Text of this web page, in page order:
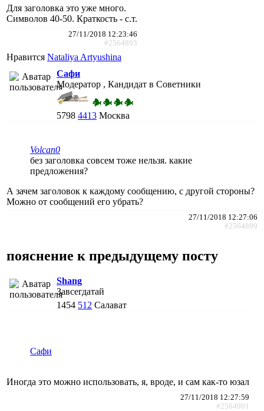
Для заголовка это уже много.
Символов 40-50. Краткость - с.т.
27/11/2018 12:23:46
#2564893
Нравится Nataliya Artyushina
Сафи
Модератор , Кандидат в Советники
5798 4413 Москва
Volcan0
без заголовка совсем тоже нельзя. какие
предложения?
А зачем заголовок к каждому сообщению, с другой стороны?
Можно от сообщений его убрать?
27/11/2018 12:27:06
#2564899
пояснение к предыдущему посту
Shang
Завсегдатай
1454 512 Салават
Сафи
Иногда это можно использовать, я, вроде, и сам как-то юзал
27/11/2018 12:27:59
#2564901